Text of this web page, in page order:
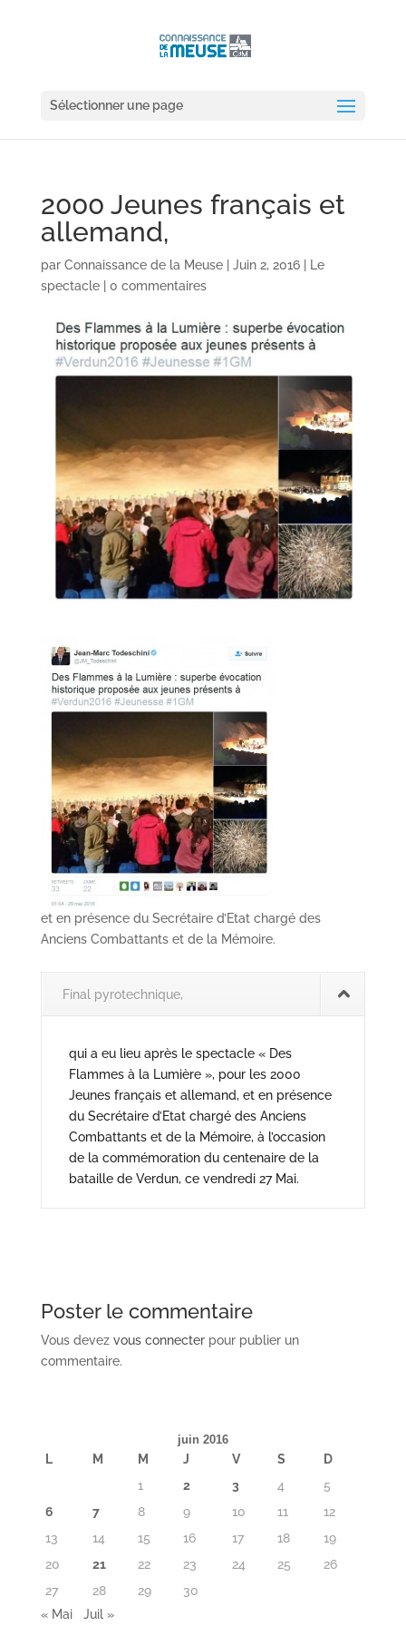
Sélectionner une page
2000 Jeunes français et
allemand,
par Connaissance de la Meuse| Juin 2, 2016|
Le
spectacle| 0 commentaires
et en présence du Secrétaire d’Etat chargé des
Anciens Combattants et de la Mémoire.
Final pyrotechnique,
qui a eu lieu après le spectacle « Des
Flammes à la Lumière », pour les 2000
Jeunes français et allemand, et en présence
du Secrétaire d’Etat chargé des Anciens
Combattants et de la Mémoire, à l’occasion
de la commémoration du centenaire de la
bataille de Verdun, ce vendredi 27 Mai.
Poster le commentaire
Vous devez vous connecterpour publier un
commentaire.
juin 2016
L M M J V S
D
1
2 3 4
5
6
7 8 9 10 11
12
13
14 15 16 17 18
19
20
21 22 23 24 25
26
27
28 29
30
« Mai
Juil »